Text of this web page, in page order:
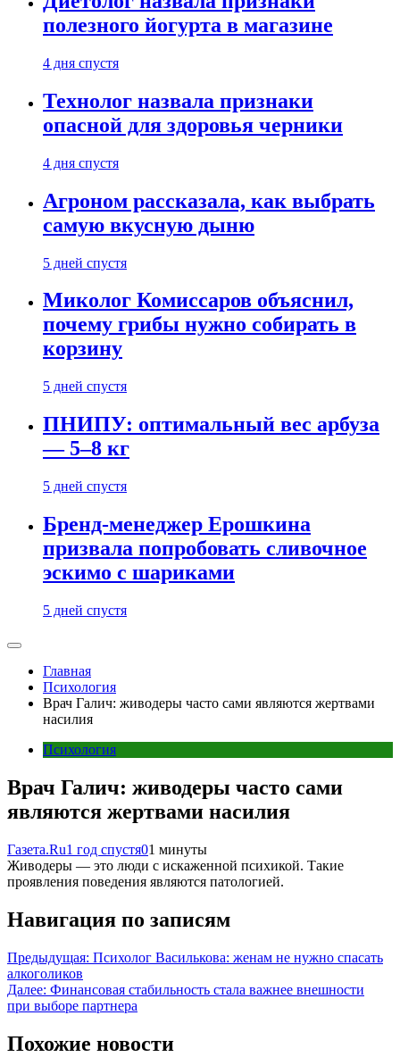
полезного йогурта в магазине
4 дня спустя
Технолог назвала признаки
опасной для здоровья черники
4 дня спустя
Агроном рассказала, как выбрать
самую вкусную дыню
5 дней спустя
Миколог Комиссаров объяснил,
почему грибы нужно собирать в
корзину
5 дней спустя
ПНИПУ: оптимальный вес арбуза
— 5–8 кг
5 дней спустя
Бренд-менеджер Ерошкина
призвала попробовать сливочное
эскимо с шариками
5 дней спустя
Главная
Психология
Врач Галич: живодеры часто сами являются жертвами
насилия
Психология
Врач Галич: живодеры часто сами
являются жертвами насилия
Газета.Ru1 год спустя01 минуты
Живодеры — это люди с искаженной психикой. Такие
проявления поведения являются патологией.
Навигация по записям
Предыдущая: Психолог Василькова: женам не нужно спасать
алкоголиков
Далее: Финансовая стабильность стала важнее внешности
при выборе партнера
Похожие новости